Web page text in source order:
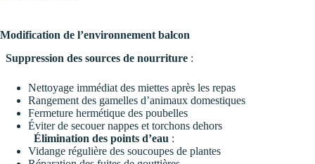
Modification de l’environnement balcon
Suppression des sources de nourriture :
Nettoyage immédiat des miettes après les repas
Rangement des gamelles d’animaux domestiques
Fermeture hermétique des poubelles
Éviter de secouer nappes et torchons dehors
Élimination des points d’eau :
Vidange régulière des soucoupes de plantes